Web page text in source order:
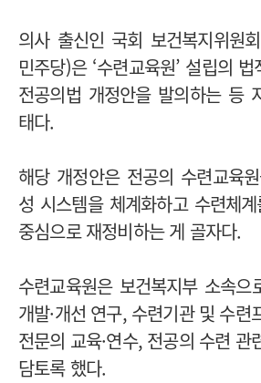
의사 출신인 국회 보건복지위원
민주당)은 ‘수련교육원’ 설립의
전공의법 개정안을 발의하는 등
태다.
해당 개정안은 전공의 수련교육
성 시스템을 체계화하고 수련체
중심으로 재정비하는 게 골자다.
수련교육원은 보건복지부 소속으
개발·개선 연구, 수련기관 및 수련
전문의 교육·연수, 전공의 수련 관
담토록 했다.